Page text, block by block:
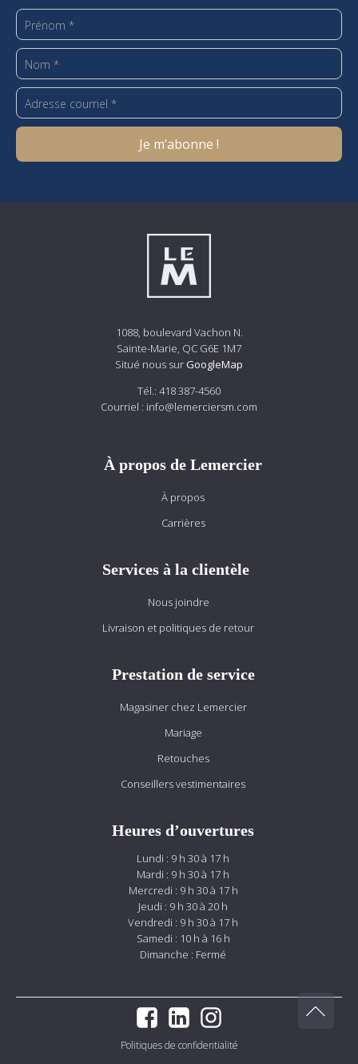
1088, boulevard Vachon N.
Sainte-Marie, QC G6E 1M7
Situé nous sur GoogleMap
Tél.: 418 387-4560
Courriel : info@lemerciersm.com
À propos de Lemercier
À propos
Carrières
Services à la clientèle
Nous joindre
Livraison et politiques de retour
Prestation de service
Magasiner chez Lemercier
Mariage
Retouches
Conseillers vestimentaires
Heures d’ouvertures
Lundi : 9 h 30 à 17 h
Mardi : 9 h 30 à 17 h
Mercredi : 9 h 30 à 17 h
Jeudi : 9 h 30 à 20 h
Vendredi : 9 h 30 à 17 h
Samedi : 10 h à 16 h
Dimanche : Fermé
Politiques de confidentialité